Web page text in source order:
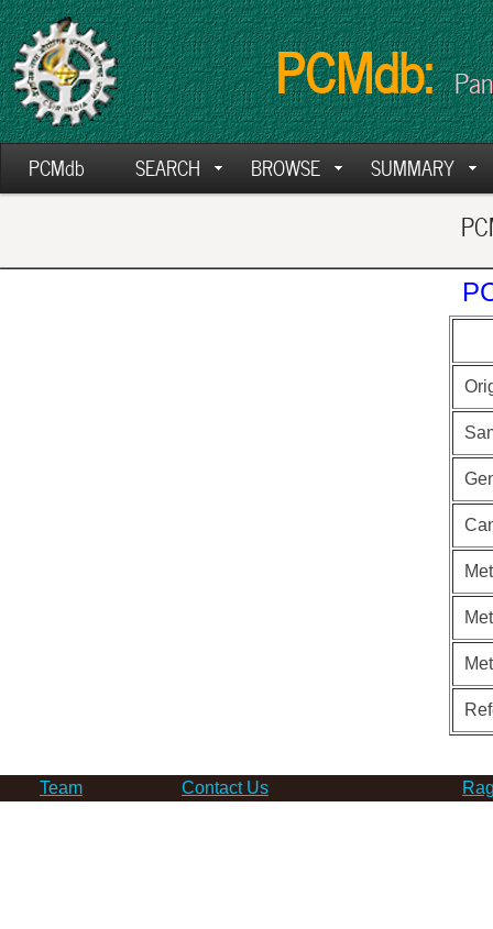
PCMdb:
PCMdb SEARCH BROWSE SUMMARY
Team Contact Us